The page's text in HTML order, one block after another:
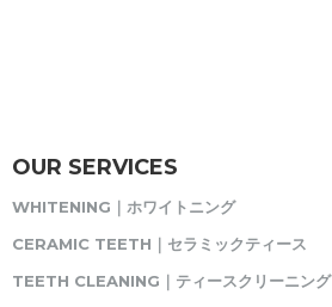
OUR SERVICES
WHITENING｜ホワイトニング
CERAMIC TEETH｜セラミックティース
TEETH CLEANING｜ティースクリーニング